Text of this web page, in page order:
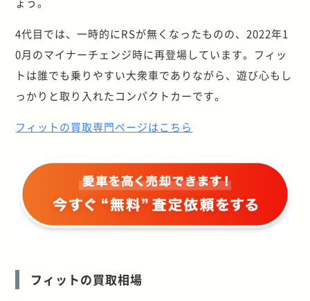
4代目では、一時的にRSが無くなったものの、2022年1
0月のマイナーチェンジ時に再登場しています。フィッ
トは誰でも乗りやすい大衆車でありながら、遊び心もし
っかりと取り入れたコンパクトカーです。
フィットの買取専門ページはこちら
フィットの買取相場